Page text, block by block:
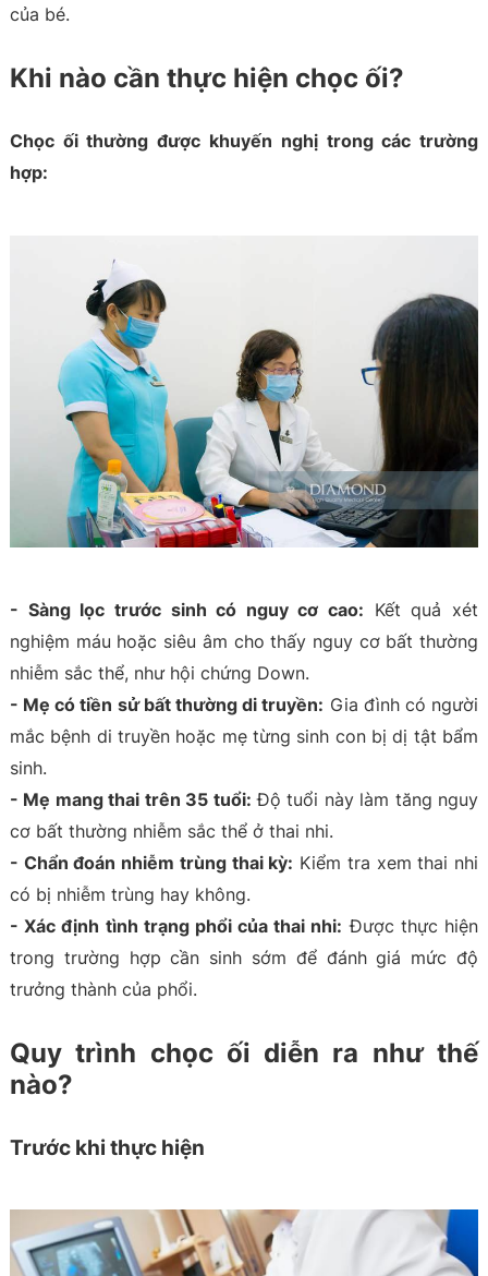
của bé.
Khi nào cần thực hiện chọc ối?
Chọc ối thường được khuyến nghị trong các trường
hợp:
- Sàng lọc trước sinh có nguy cơ cao: Kết quả xét
nghiệm máu hoặc siêu âm cho thấy nguy cơ bất thường
nhiễm sắc thể, như hội chứng Down.
- Mẹ có tiền sử bất thường di truyền: Gia đình có người
mắc bệnh di truyền hoặc mẹ từng sinh con bị dị tật bẩm
sinh.
- Mẹ mang thai trên 35 tuổi: Độ tuổi này làm tăng nguy
cơ bất thường nhiễm sắc thể ở thai nhi.
- Chẩn đoán nhiễm trùng thai kỳ: Kiểm tra xem thai nhi
có bị nhiễm trùng hay không.
- Xác định tình trạng phổi của thai nhi: Được thực hiện
trong trường hợp cần sinh sớm để đánh giá mức độ
trưởng thành của phổi.
Quy trình chọc ối diễn ra như thế
nào?
Trước khi thực hiện